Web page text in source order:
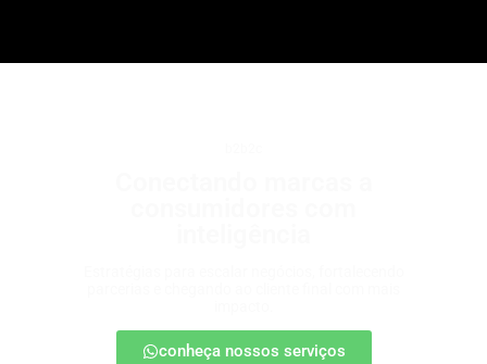
conheça nossos serviços